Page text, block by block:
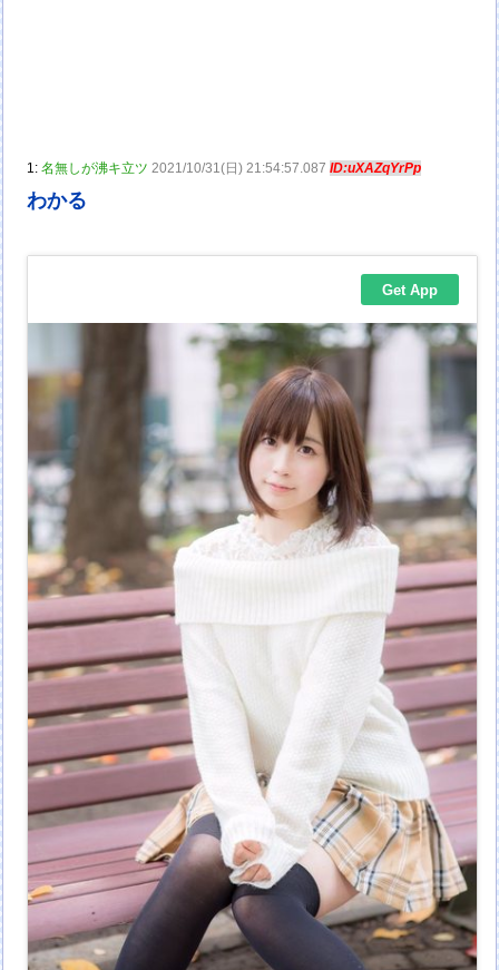
1:名無しが沸キ立ツ 2021/10/31(日) 21:54:57.087ID:uXAZqYrPp
わかる